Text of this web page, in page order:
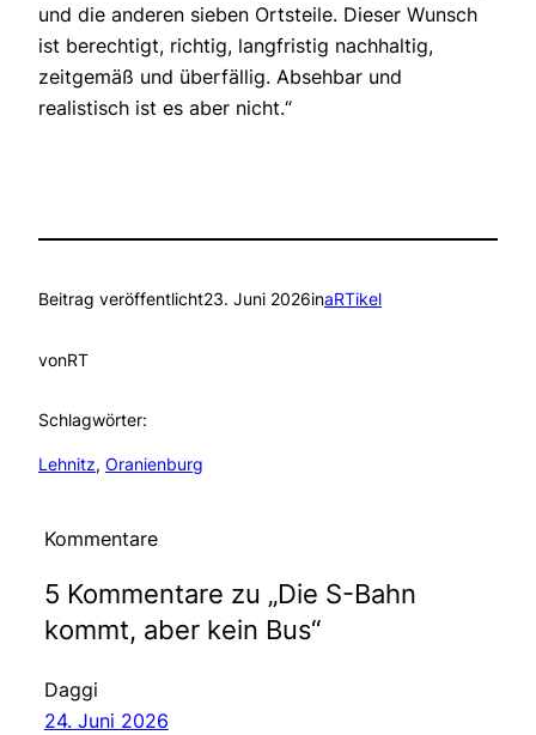
und die anderen sieben Ortsteile. Dieser Wunsch
ist berechtigt, richtig, langfristig nachhaltig,
zeitgemäß und überfällig. Absehbar und
realistisch ist es aber nicht.“
Beitrag veröffentlicht23. Juni 2026inaRTikel
vonRT
Schlagwörter:
Lehnitz, Oranienburg
Kommentare
5 Kommentare zu „Die S-Bahn
kommt, aber kein Bus“
Daggi
24. Juni 2026